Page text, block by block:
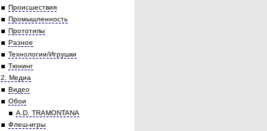
Происшествия
Промышленность
Прототипы
Разное
Технологии/Игрушки
Тюнинг
2. Медиа
Видео
Обои
A.D. TRAMONTANA
Флеш-игры